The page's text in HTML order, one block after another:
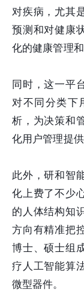
对疾病，尤其
预测和对健康
化的健康管理和
同时，这一平
对不同分类下
析，为决策和
化用户管理提
此外，研和智
化上费了不少
的人体结构知
方向有精准把
博士、硕士组
疗人工智能算
微型器件。